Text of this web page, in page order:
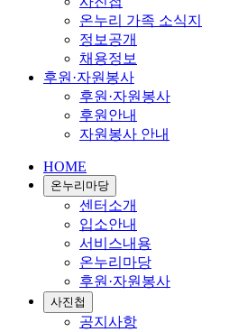
온누리 가족 소식지
정보공개
채용정보
후원·자원봉사
후원·자원봉사
후원안내
자원봉사 안내
HOME
온누리마당
센터소개
입소안내
서비스내용
온누리마당
후원·자원봉사
사진첩
공지사항